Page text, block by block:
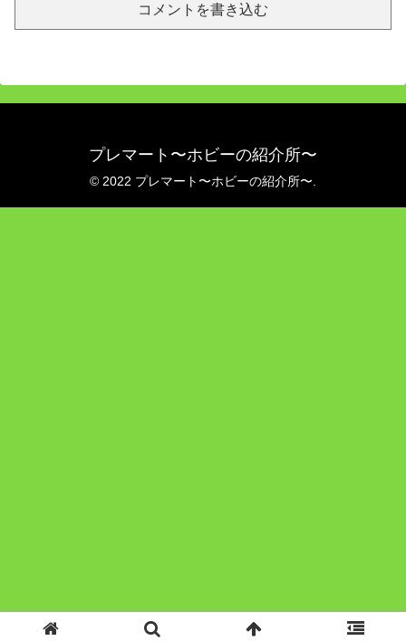
コメントを書き込む
プレマート〜ホビーの紹介所〜
© 2022 プレマート〜ホビーの紹介所〜.